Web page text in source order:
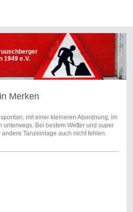
1949 e.V.
Merken
mit einer kleineren Abordnung, im
unterwegs. Bei bestem Wetter und super
Tanzeinlage auch nicht fehlen.